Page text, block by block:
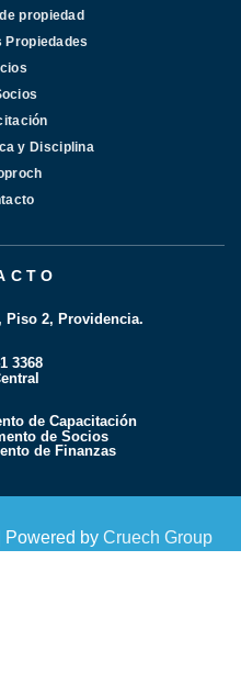
propiedad
Propiedades
y Disciplina
Piso 2, Providencia.
3368
de Capacitación
de Socios
de Finanzas
| Powered by Cruech Group